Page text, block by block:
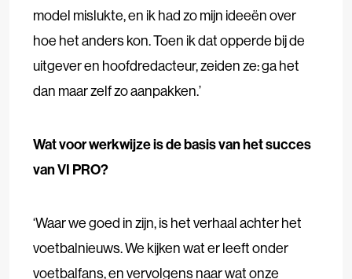
model mislukte, en ik had zo mijn ideeën over
hoe het anders kon. Toen ik dat opperde bij de
uitgever en hoofdredacteur, zeiden ze: ga het
dan maar zelf zo aanpakken.’
Wat voor werkwijze is de basis van het succes
van VI PRO?
‘Waar we goed in zijn, is het verhaal achter het
voetbalnieuws. We kijken wat er leeft onder
voetbalfans, en vervolgens naar wat onze